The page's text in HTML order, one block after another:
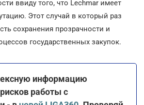
ввиду того, что Lechmar имеет
Этот случай в который раз
сохранения прозрачности и
государственных закупок.
информацию
работы с